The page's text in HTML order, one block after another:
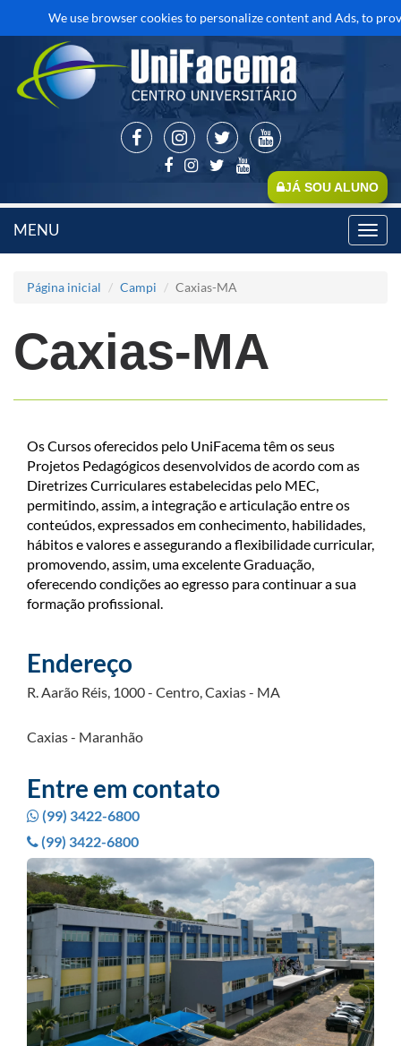
We use browser cookies to personalize content and Ads, to
JÁ SOU ALUNO
MENU
Página inicial Campi Caxias-MA
Caxias-MA
Os Cursos oferecidos pelo UniFacema têm os seus
Projetos Pedagógicos desenvolvidos de acordo com as
Diretrizes Curriculares estabelecidas pelo MEC,
permitindo, assim, a integração e articulação entre os
conteúdos, expressados em conhecimento, habilidades,
hábitos e valores e assegurando a flexibilidade curricular,
promovendo, assim, uma excelente Graduação,
oferecendo condições ao egresso para continuar a sua
formação profissional.
Endereço
R. Aarão Réis, 1000 - Centro, Caxias - MA
Caxias - Maranhão
Entre em contato
(99) 3422-6800
(99) 3422-6800